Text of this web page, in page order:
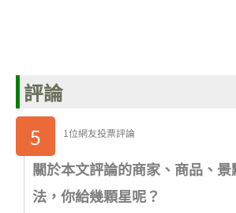
評論
5
1位網友投票評論
關於本文評論的商家、商品、
法，你給幾顆星呢？